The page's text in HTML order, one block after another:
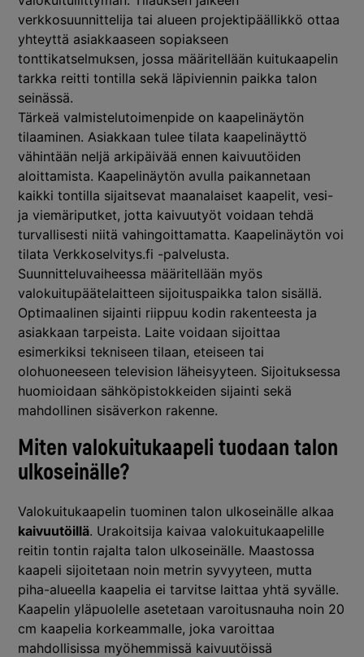
verkkosuunnittelija tai alueen projektipäällikkö ottaa
yhteyttä asiakkaaseen sopiakseen
tonttikatselmuksen, jossa määritellään kuitukaapelin
tarkka reitti tontilla sekä läpiviennin paikka talon
seinässä.
Tärkeä valmistelutoimenpide on kaapelinäytön
tilaaminen. Asiakkaan tulee tilata kaapelinäyttö
vähintään neljä arkipäivää ennen kaivuutöiden
aloittamista. Kaapelinäytön avulla paikannetaan
kaikki tontilla sijaitsevat maanalaiset kaapelit, vesi-
ja viemäriputket, jotta kaivuutyöt voidaan tehdä
turvallisesti niitä vahingoittamatta. Kaapelinäytön voi
tilata Verkkoselvitys.fi -palvelusta.
Suunnitteluvaiheessa määritellään myös
valokuitupäätelaitteen sijoituspaikka talon sisällä.
Optimaalinen sijainti riippuu kodin rakenteesta ja
asiakkaan tarpeista. Laite voidaan sijoittaa
esimerkiksi tekniseen tilaan, eteiseen tai
olohuoneeseen television läheisyyteen. Sijoituksessa
huomioidaan sähköpistokkeiden sijainti sekä
mahdollinen sisäverkon rakenne.
Miten valokuitukaapeli tuodaan talon
ulkoseinälle?
Valokuitukaapelin tuominen talon ulkoseinälle alkaa
kaivuutöillä. Urakoitsija kaivaa valokuitukaapelille
reitin tontin rajalta talon ulkoseinälle. Maastossa
kaapeli sijoitetaan noin metrin syvyyteen, mutta
piha-alueella kaapelia ei tarvitse laittaa yhtä syvälle.
Kaapelin yläpuolelle asetetaan varoitusnauha noin 20
cm kaapelia korkeammalle, joka varoittaa
mahdollisissa myöhemmissä kaivuutöissä